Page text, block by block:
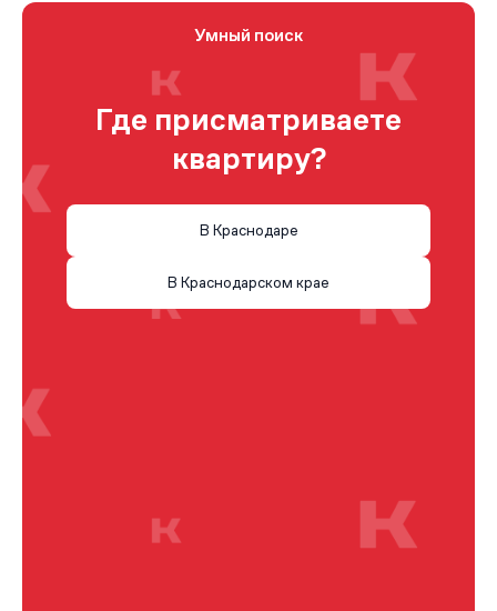
Умный поиск
Где присматриваете
квартиру?
В Краснодаре
В Краснодарском крае